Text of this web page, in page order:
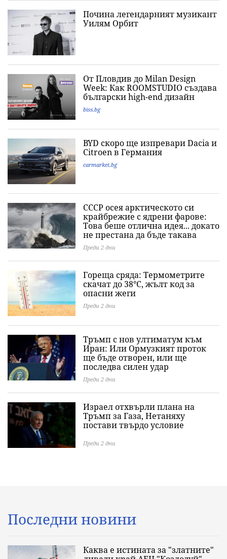
Почина легендарният музикант
Уилям Орбит
От Пловдив до Milan Design
Week: Как ROOMSTUDIO създава
български high-end дизайн
biss.bg
BYD скоро ще изпревари Dacia и
Citroеn в Германия
carmarket.bg
СССР осея арктическото си
крайбрежие с ядрени фарове:
Това беше отлична идея... докато
не престана да бъде такава
Преди 2 дни
Гореща сряда: Термометрите
скачат до 38°C, жълт код за
опасни жеги
Преди 2 дни
Тръмп с нов ултиматум към
Иран: Или Ормузкият проток
ще бъде отворен, или ще
последва силен удар
Преди 2 дни
Израел отхвърли плана на
Тръмп за Газа, Нетаняху
постави твърдо условие
Преди 2 дни
Последни новини
Каква е истината за "златните"